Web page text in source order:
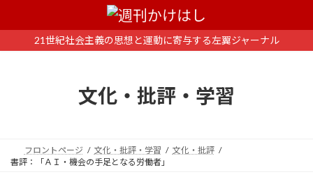
ン
ー
21世紀社会主義の思想と運動に寄与する左翼ジャーナル
文化・批評・学習
フロントページ 文化・批評・学習
文化・批評
書評：「ＡＩ・機会の手足となる労働者」